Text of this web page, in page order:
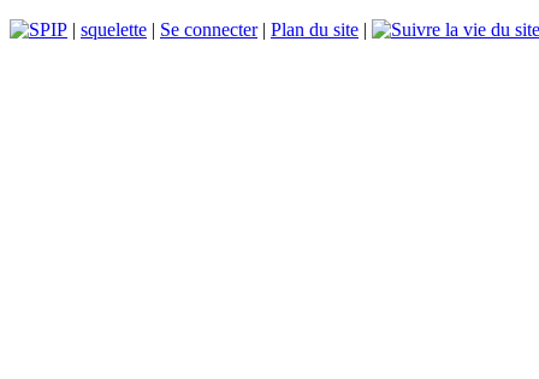
| squelette | Se connecter| Plan du site |